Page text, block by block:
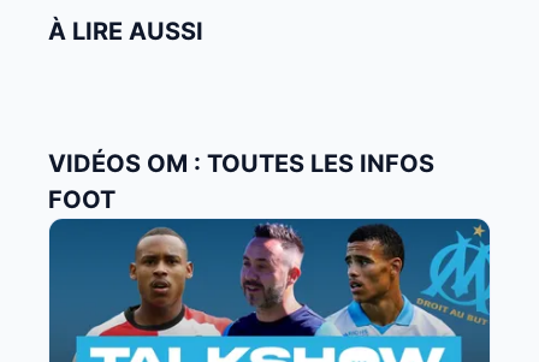
À LIRE AUSSI
VIDÉOS OM : TOUTES LES INFOS
FOOT